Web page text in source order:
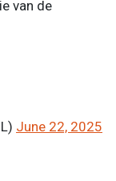
van de
June 22, 2025